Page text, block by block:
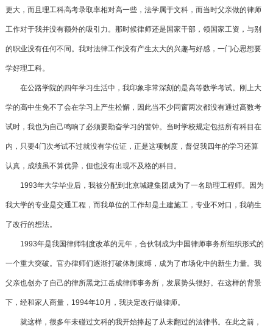
更大，而且理工科高考录取率相对高一些，法学属于文科，而当时父亲做的律师
工作对于我并没有额外的吸引力。那时候律师还是国家干部，领国家工资，与别
的职业没有任何不同。我对法律工作没有产生太大的兴趣与好感，一门心思想要
学好理工科。
在公路学院的四年学习生活中，我印象非常深刻的是高等数学考试。刚上大
学的高中生免不了会在学习上产生松懈，因此当不少同窗两次都没有通过高数考
试时，我也为自己鸣响了必须要勤奋学习的警钟。当时学校规定包括所有科目在
内，只要4门次考试不过就没有学位证，正是这项制度，督促我四年的学习还算
认真，成绩虽不算优异，但也没有出现不及格的科目。
1993年大学毕业后，我被分配到北京城建集团成为了一名助理工程师。因为
我大学的专业是交通工程，而我单位的工作却是土建施工，专业不对口，我萌生
了改行的想法。
1993年是我国律师制度改革的元年，合伙制成为中国律师事务所组织形式的
一个重大突破。官办律师们逐渐打破体制束缚，成为了市场化中的新生力量。我
父亲也创办了自己的律所黑龙江岳成律师事务所，发展势头很好。在这样的背景
下，经和家人商量，1994年10月，我决定改行做律师。
就这样，很多年未碰过文科的我开始捧起了从未翻过的法律书。在此之前，